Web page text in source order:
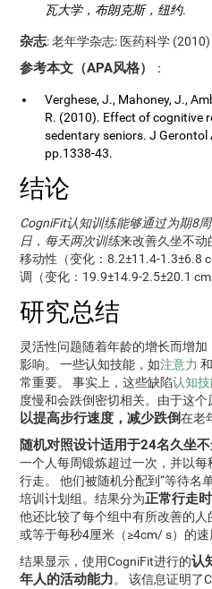
瓦大学，布朗克斯，纽约.
杂志: 老年学杂志: 医药科学
参考本文（APA风格） ：
Verghese, J., Mahoney, J.,
R. (2010). Effect of cognitive
sedentary seniors. J Gerontol
pp.1338-43.
结论
CogniFit认知训练能够通过为期8
日，每天两次训练来改善久坐不动
移动性（变化：8.2±11.4-1.3±6.8
调（变化：19.9±14.9-2.5±20.1
研究总结
灵活性问题随着年龄的增长而增
影响。 一些认知技能，如注意力
常重要。 事实上，这些缺陷认知
度慢和会跌倒密切相关。由于这
以提高步行速度，减少跌倒在老
随机对照设计适用于24名久坐
一个人每周锻炼超过一次，并以
行走。 他们被随机分配到“等待名
培训计划组。结果分为正常行走
他还比较了每个组中有所改善的
或等于每秒4厘米（≥4cm/ s）的速
结果显示，使用CogniFit进行的认
年人的活动能力。 该信息证明了